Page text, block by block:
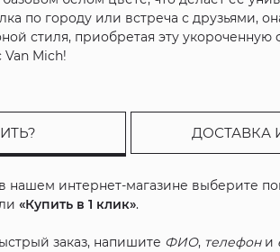
по городу или встреча с друзьями,
стиля, приобретая эту
Van Mich!
ДОСТАВКА
нашем интернет-магазине выберите
«Купить в 1 клик».
заказ, напишите ФИО, телефони